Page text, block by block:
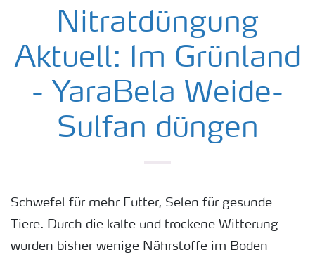
Nitratdüngung
Aktuell: Im Grünland
- YaraBela Weide-
Sulfan düngen
Schwefel für mehr Futter, Selen für gesunde
Tiere. Durch die kalte und trockene Witterung
wurden bisher wenige Nährstoffe im Boden